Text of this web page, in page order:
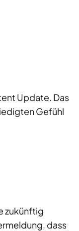
Update. Das
Gefühl
zukünftig
dass